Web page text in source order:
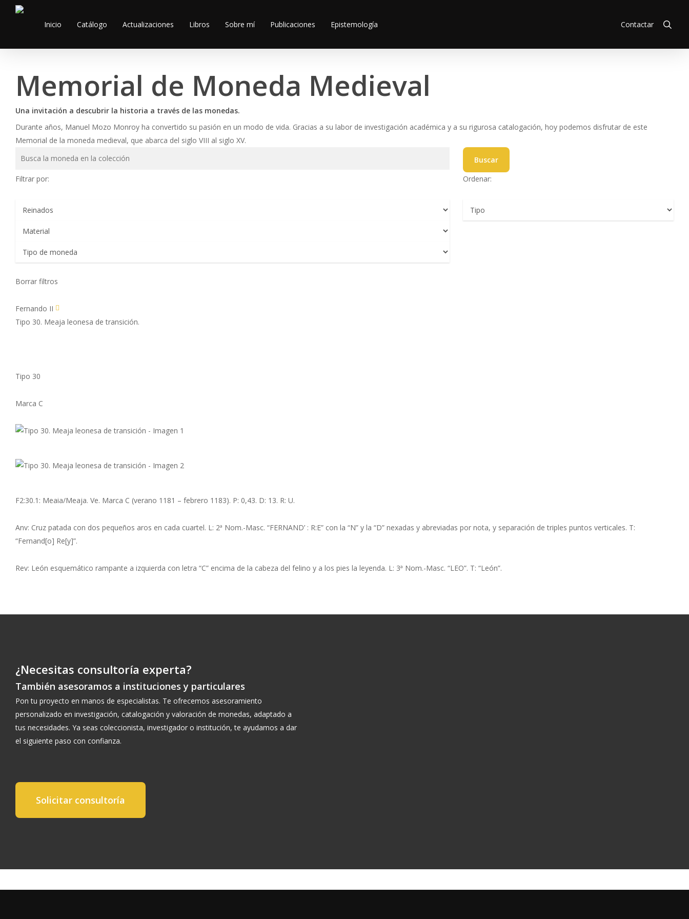
Inicio Catálogo Actualizaciones Libros Sobre mí Publicaciones Epistemología Contactar
Memorial de Moneda Medieval
Una invitación a descubrir la historia a través de las monedas.
Durante años, Manuel Mozo Monroy ha convertido su pasión en un modo de vida. Gracias a su labor de investigación académica y a su rigurosa catalogación, hoy podemos disfrutar de este
Memorial de la moneda medieval, que abarca del siglo VIII al siglo XV.
Buscar
Filtrar por:
Ordenar:
Borrar filtros
Fernando II
Tipo 30. Meaja leonesa de transición.
Tipo 30
Marca C
F2:30.1: Meaia/Meaja. Ve. Marca C (verano 1181 – febrero 1183). P: 0,43. D: 13. R: U.
Anv: Cruz patada con dos pequeños aros en cada cuartel. L: 2ª Nom.-Masc. “FERNAND’ : R:E” con la “N” y la “D” nexadas y abreviadas por nota, y separación de triples puntos verticales. T:
“Fernand[o] Re[y]”.
Rev: León esquemático rampante a izquierda con letra “C” encima de la cabeza del felino y a los pies la leyenda. L: 3ª Nom.-Masc. “LEO”. T: “León”.
¿Necesitas consultoría experta?
También asesoramos a instituciones y particulares
Pon tu proyecto en manos de especialistas. Te ofrecemos asesoramiento
personalizado en investigación, catalogación y valoración de monedas, adaptado a
tus necesidades. Ya seas coleccionista, investigador o institución, te ayudamos a dar
el siguiente paso con confianza.
Solicitar consultoría